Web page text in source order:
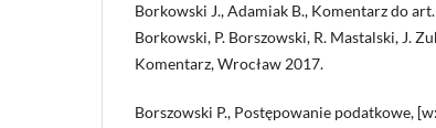
Borkowski J., Adamiak B., Komentarz do
Borkowski, P. Borszowski, R. Mastalski, J.
Komentarz, Wrocław 2017.
Borszowski P., Postępowanie podatkowe,